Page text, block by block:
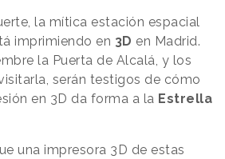
la mítica estación espacial
imprimiendo en 3D en Madrid.
la Puerta de Alcalá, y los
serán testigos de cómo
en 3D da forma a la Estrella
una impresora 3D de estas